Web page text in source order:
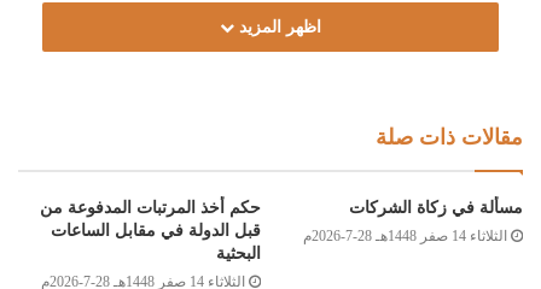
الجواب:
الحمد لله، والصلاة والسلام على رسول الله، وعلى آله وصحبه ومن
اظهر المزيد
مقالات ذات صلة
مسألة في زكاة الشركات
الثلاثاء 14 صفر 1448هـ 28-7-2026م
حكم أخذ المرتبات المدفوعة من
قبل الدولة في مقابل الساعات
البحثية
الثلاثاء 14 صفر 1448هـ 28-7-2026م